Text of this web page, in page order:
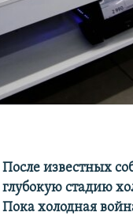
После известных
глубокую стадию
Пока холодная